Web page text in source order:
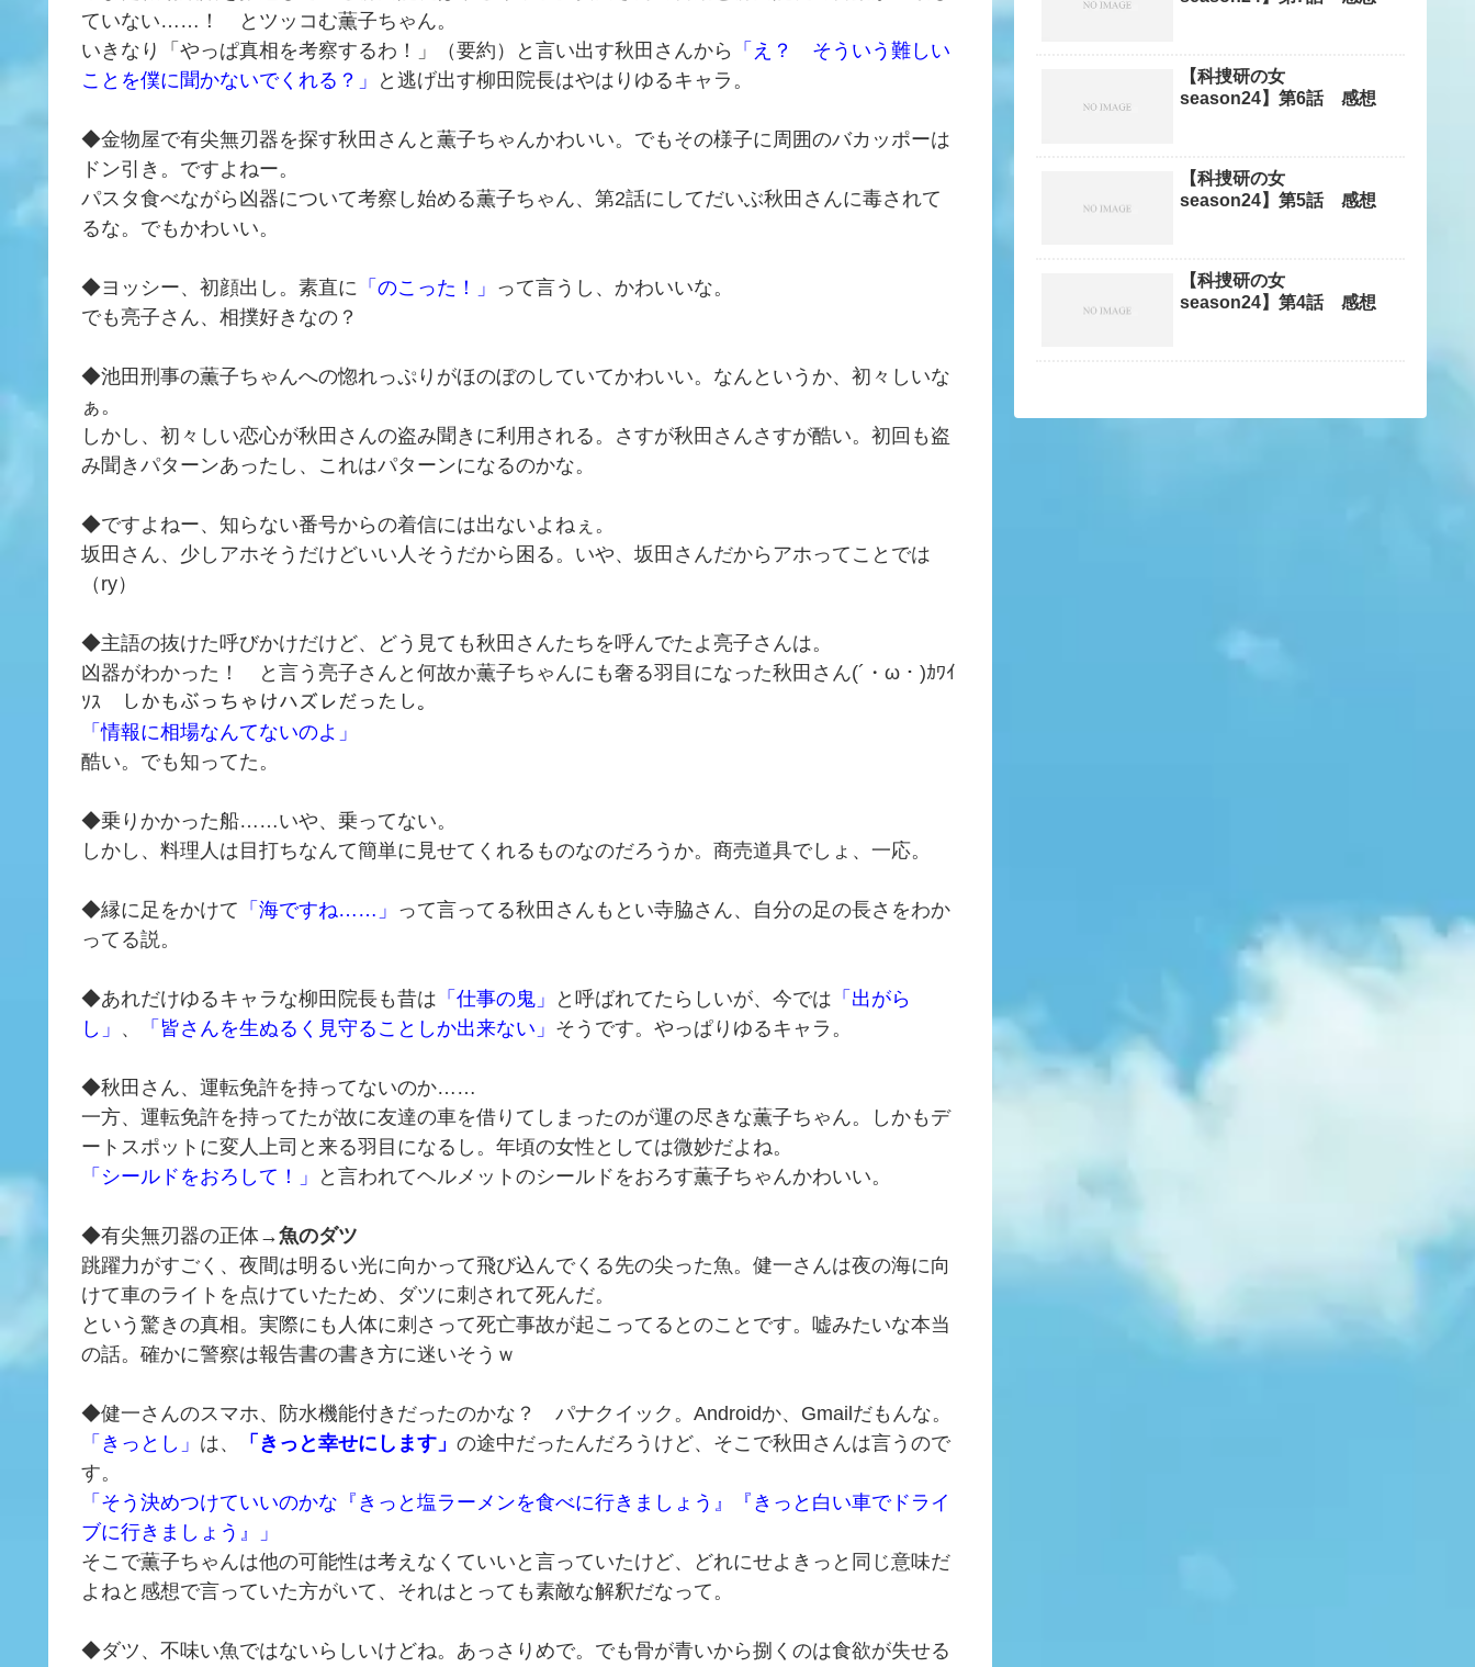
ていない……！ とツッコむ薫子ちゃん。
いきなり「やっぱ真相を考察するわ！」（要約）と言い出す秋田さんから
「え？ そういう難しい
ことを僕に聞かないでくれる？」
と逃げ出す柳田院長はやはりゆるキャラ。
◆金物屋で有尖無刃器を探す秋田さんと薫子ちゃんかわいい。でもその様子に周囲のバカッポーは
ドン引き。ですよねー。
パスタ食べながら凶器について考察し始める薫子ちゃん、第2話にしてだいぶ秋田さんに毒されて
るな。でもかわいい。
◆ヨッシー、初顔出し。素直に 「のこった！」 って言うし、かわいいな。
でも亮子さん、相撲好きなの？
◆池田刑事の薫子ちゃんへの惚れっぷりがほのぼのしていてかわいい。なんというか、初々しいな
ぁ。
しかし、初々しい恋心が秋田さんの盗み聞きに利用される。さすが秋田さんさすが酷い。初回も盗
み聞きパターンあったし、これはパターンになるのかな。
◆ですよねー、知らない番号からの着信には出ないよねぇ。
坂田さん、少しアホそうだけどいい人そうだから困る。いや、坂田さんだからアホってことでは
（ry）
◆主語の抜けた呼びかけだけど、どう見ても秋田さんたちを呼んでたよ亮子さんは。
凶器がわかった！ と言う亮子さんと何故か薫子ちゃんにも奢る羽目になった秋田さん(´・ω・)ｶﾜｲ
ｿｽ しかもぶっちゃけハズレだったし。
「情報に相場なんてないのよ」
酷い。でも知ってた。
◆乗りかかった船……いや、乗ってない。
しかし、料理人は目打ちなんて簡単に見せてくれるものなのだろうか。商売道具でしょ、一応。
◆縁に足をかけて 「海ですね……」 って言ってる秋田さんもとい寺脇さん、自分の足の長さをわか
ってる説。
◆あれだけゆるキャラな柳田院長も昔は 「仕事の鬼」 と呼ばれてたらしいが、今では 「出がら
し」 、 「皆さんを生ぬるく見守ることしか出来ない」 そうです。やっぱりゆるキャラ。
◆秋田さん、運転免許を持ってないのか……
一方、運転免許を持ってたが故に友達の車を借りてしまったのが運の尽きな薫子ちゃん。しかもデ
ートスポットに変人上司と来る羽目になるし。年頃の女性としては微妙だよね。
「シールドをおろして！」
と言われてヘルメットのシールドをおろす薫子ちゃんかわいい。
◆有尖無刃器の正体→魚のダツ
跳躍力がすごく、夜間は明るい光に向かって飛び込んでくる先の尖った魚。健一さんは夜の海に向
けて車のライトを点けていたため、ダツに刺されて死んだ。
という驚きの真相。実際にも人体に刺さって死亡事故が起こってるとのことです。嘘みたいな本当
の話。確かに警察は報告書の書き方に迷いそうｗ
◆健一さんのスマホ、防水機能付きだったのかな？ パナクイック。Androidか、Gmailだもんな。
「きっとし」 は、 「きっと幸せにします」 の途中だったんだろうけど、そこで秋田さんは言うので
す。
「そう決めつけていいのかな『きっと塩ラーメンを食べに行きましょう』『きっと白い車でドライ
ブに行きましょう』」
そこで薫子ちゃんは他の可能性は考えなくていいと言っていたけど、どれにせよきっと同じ意味だ
よねと感想で言っていた方がいて、それはとっても素敵な解釈だなって。
◆ダツ、不味い魚ではないらしいけどね。あっさりめで。でも骨が青いから捌くのは食欲が失せる
【科捜研の女
season24】第6話 感想
【科捜研の女
season24】第5話 感想
【科捜研の女
season24】第4話 感想